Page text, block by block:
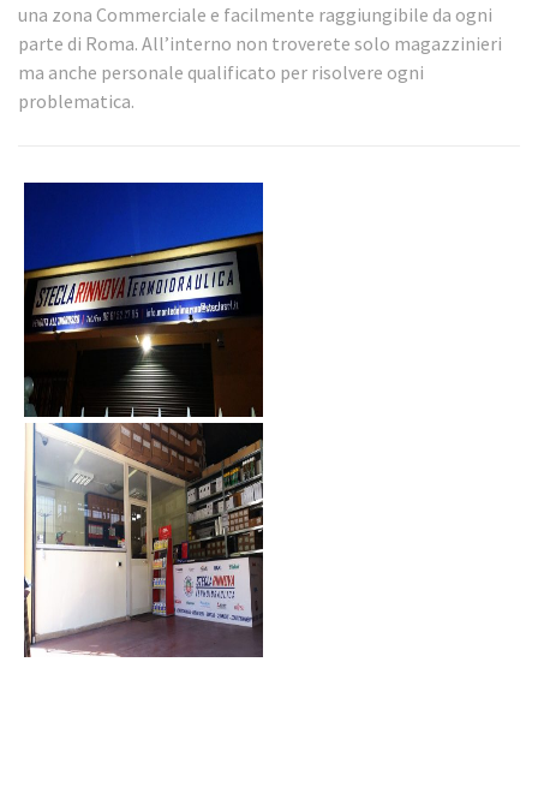
una zona Commerciale e facilmente raggiungibile da ogni
parte di Roma. All’interno non troverete solo magazzinieri
ma anche personale qualificato per risolvere ogni
problematica.